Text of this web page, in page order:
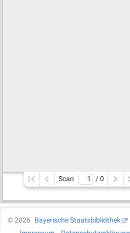
Scan / 0
©2026
Bayerische Staatsbibliothek